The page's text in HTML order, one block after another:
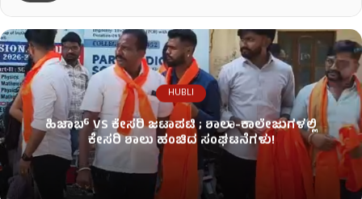
HUBLI
ಹಿಜಾಬ್ VS ಕೇಸರಿ ಜಟಾಪಟಿ ; ಶಾಲಾ-ಕಾಲೇಜುಗಳಲ್ಲಿ
ಕೇಸರಿ ಶಾಲು ಹಂಚಿದ ಸಂಘಟನೆಗಳು!